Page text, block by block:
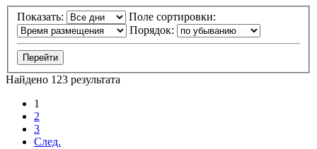
Показать:
Поле сортировки:
Порядок:
Найдено 123 результата
1
2
3
След.